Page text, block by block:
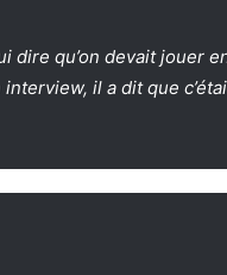
dire qu’on devait jouer
il a dit que